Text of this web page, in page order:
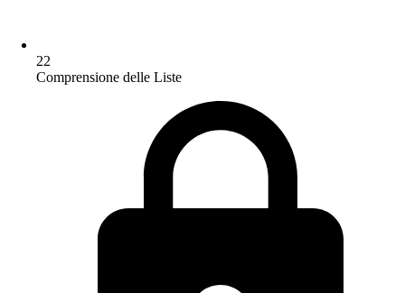
22
Comprensione delle Liste